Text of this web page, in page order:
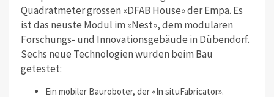
Quadratmeter grossen «DFAB House» der Empa. Es
ist das neuste Modul im «Nest», dem modularen
Forschungs- und Innovationsgebäude in Dübendorf.
Sechs neue Technologien wurden beim Bau
getestet:
Ein mobiler Bauroboter, der «In situFabricator».